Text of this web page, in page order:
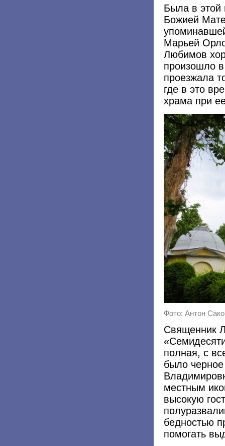
Была в этой
Божией
Марьей
Любимов
произошло
проезжала
где в это
храма при
Фото: Антон
Священник
полная, с
было
местным
высокую
бедностью
помогать